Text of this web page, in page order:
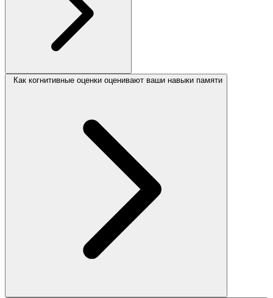
Как когнитивные оценки оценивают ваши навыки памяти